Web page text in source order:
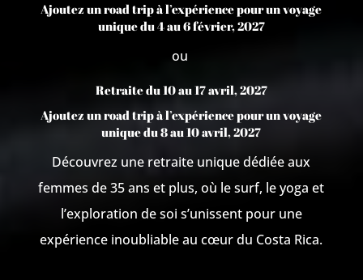
Ajoutez un road trip à l’expérience pour un voyage
unique du 4 au 6 février, 2027
ou
Retraite du 10 au 17 avril, 2027
Ajoutez un road trip à l’expérience pour un voyage
unique du 8 au 10 avril, 2027
Découvrez une retraite unique dédiée aux
femmes de 35 ans et plus, où le surf, le yoga et
l’exploration de soi s’unissent pour une
expérience inoubliable au cœur du Costa Rica.